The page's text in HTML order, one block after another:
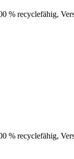
% recyclefähig,
% recyclefähig,